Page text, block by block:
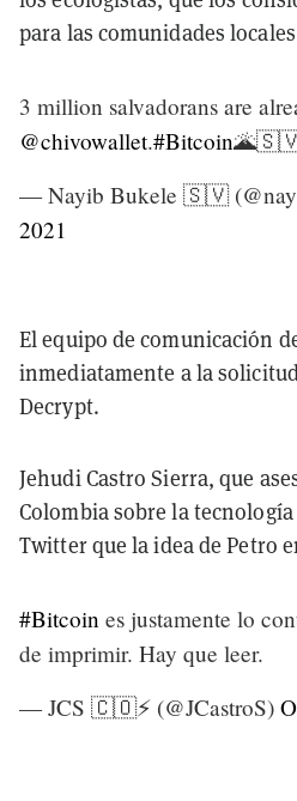
para las comunidades
3 million salvadorans are
@chivowallet.#Bitcoin
— Nayib Bukele 🇸🇻
2021
El equipo de comunicación
inmediatamente a la
Decrypt.
Jehudi Castro Sierra, que
Colombia sobre la
Twitter que la idea de Petro
#Bitcoin es justamente lo
de imprimir. Hay que leer.
— JCS 🇨🇴⚡ (@JCastroS)